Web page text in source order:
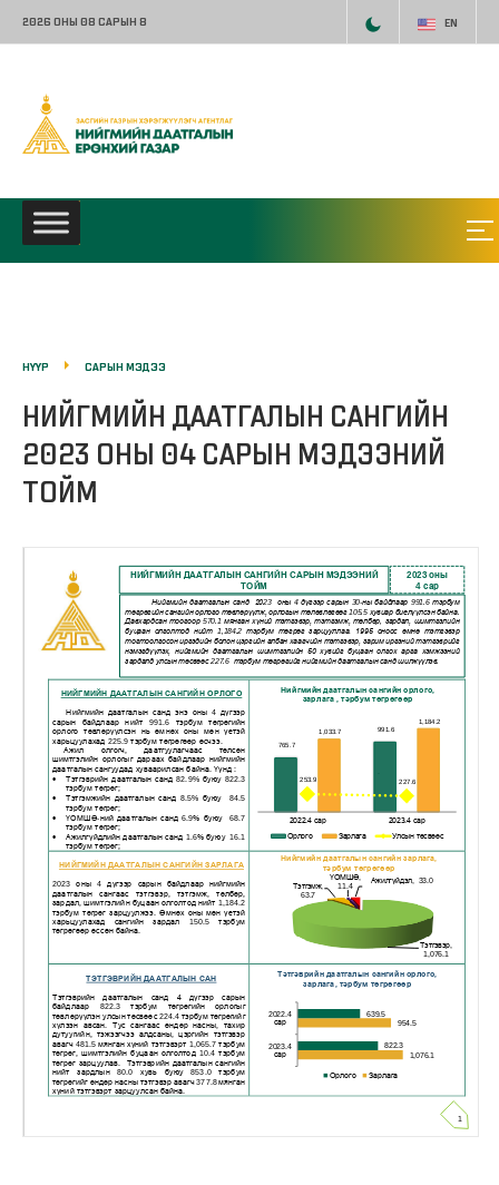
2026 ОНЫ 08 САРЫН 8 EN
НҮҮР САРЫН МЭДЭЭ
НИЙГМИЙН ДААТГАЛЫН САНГИЙН
2023 ОНЫ 04 САРЫН МЭДЭЭНИЙ
ТОЙМ